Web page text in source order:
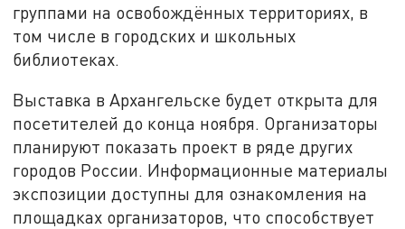
группами на освобождённых территориях, в
том числе в городских и школьных
библиотеках.
Выставка в Архангельске будет открыта для
посетителей до конца ноября. Организаторы
планируют показать проект в ряде других
городов России. Информационные материалы
экспозиции доступны для ознакомления на
площадках организаторов, что способствует